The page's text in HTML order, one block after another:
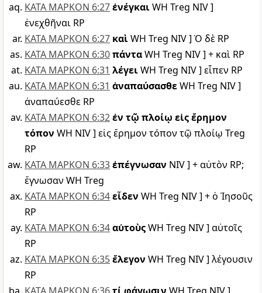
ΚΑΤΑ ΜΑΡΚΟΝ 6:27ἐνέγκαιWH Treg NIV ]
ἐνεχθῆναι RP
ΚΑΤΑ ΜΑΡΚΟΝ 6:27 καὶWH Treg NIV ] Ὁ δὲ RP
ΚΑΤΑ ΜΑΡΚΟΝ 6:30πάνταWH Treg NIV ] + καὶ RP
ΚΑΤΑ ΜΑΡΚΟΝ 6:31 λέγειWH Treg NIV ] εἶπεν RP
ΚΑΤΑ ΜΑΡΚΟΝ 6:31 ἀναπαύσασθεWH Treg NIV ]
ἀναπαύεσθε RP
ΚΑΤΑ ΜΑΡΚΟΝ 6:32ἐν τῷ πλοίῳ εἰς ἔρημον
τόπον WH NIV ] εἰς ἔρημον τόπον τῷ πλοίῳ Treg
RP
ΚΑΤΑ ΜΑΡΚΟΝ 6:33ἐπέγνωσαν NIV ] + αὐτὸν RP;
ἔγνωσαν WH Treg
ΚΑΤΑ ΜΑΡΚΟΝ 6:34εἶδεν WH Treg NIV ] + ὁ Ἰησοῦς
RP
ΚΑΤΑ ΜΑΡΚΟΝ 6:34αὐτοὺςWH Treg NIV ] αὐτοῖς
RP
ΚΑΤΑ ΜΑΡΚΟΝ 6:35ἔλεγον WH Treg NIV ] λέγουσιν
RP